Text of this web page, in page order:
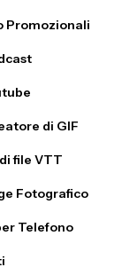
Promozionali
di GIF
file VTT
Fotografico
Telefono